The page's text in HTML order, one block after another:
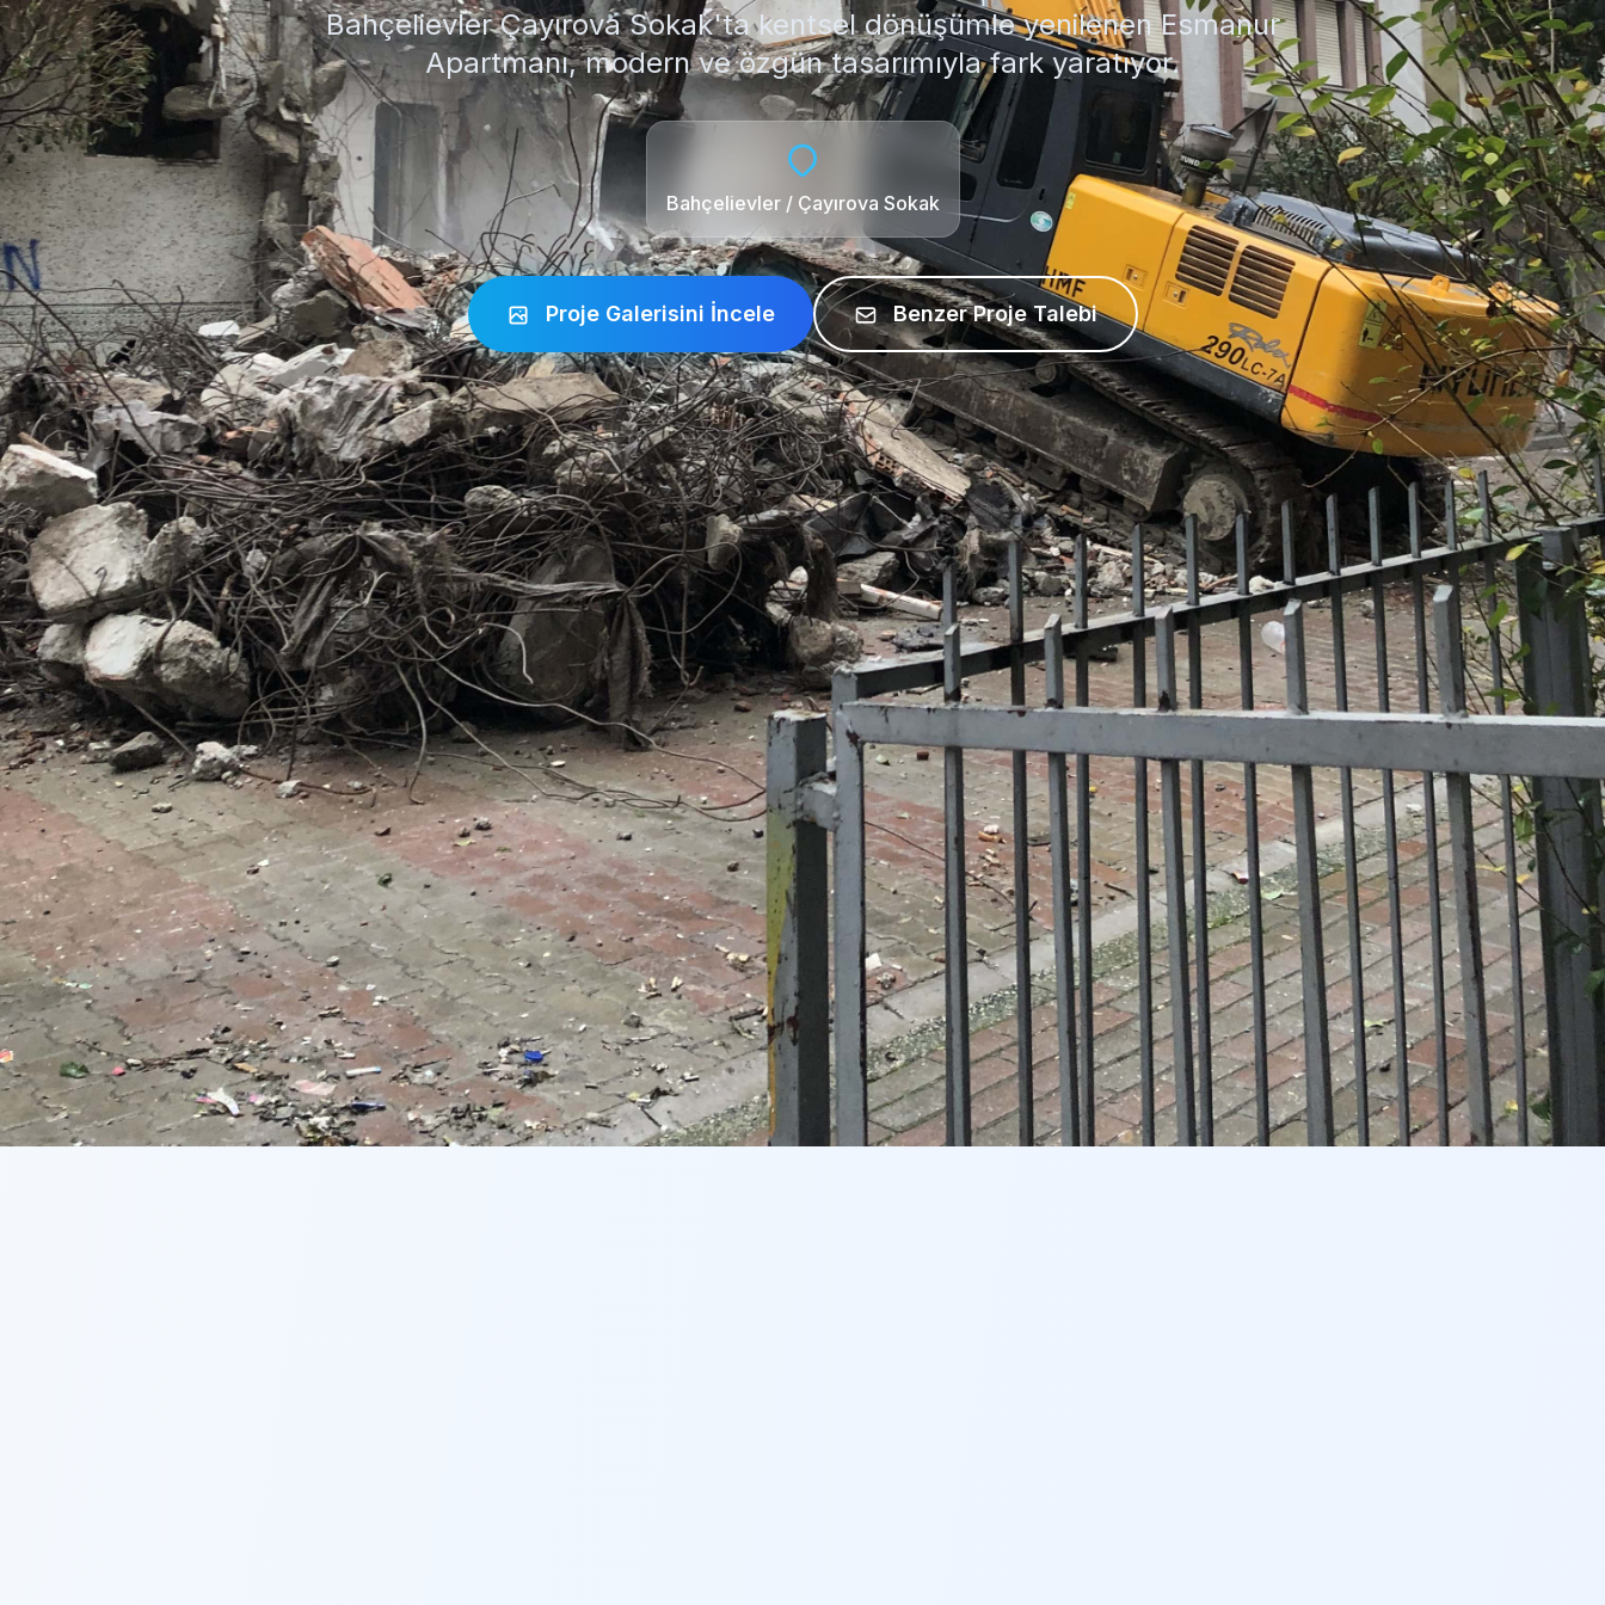
Bahçelievler Çayırova Sokak'ta kentsel dönüşümle yenilenen Esmanur
Apartmanı, modern ve özgün tasarımıyla fark yaratıyor.
Bahçelievler / Çayırova Sokak
Proje Galerisini İncele Benzer Proje Talebi